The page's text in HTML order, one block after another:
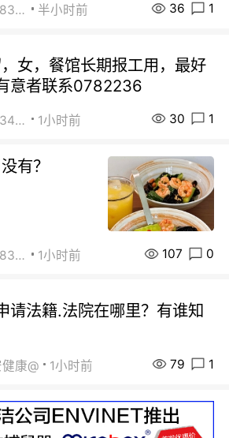
街友472838572 半小时前 36 1
女，餐馆长期报工用，最好
意者联系0782236
街友74434350 1小时前 30 1
有？
街友472838572 1小时前 107 0
请法籍.法院在哪里？有谁知
康@ 1小时前 79 1